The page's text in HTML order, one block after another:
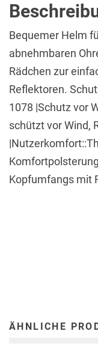
Bequemer Helm
abnehmbaren
Rädchen zur
Reflektoren.
1078 |Schutz vor
schützt vor Wind,
Kopfumfangs mit
ÄHNLICHE